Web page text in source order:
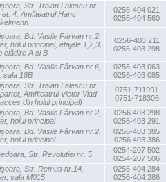
Str. Traian Lalescu nr.
et. 4, Amfiteatrul Hans
0256-404 021
0256-404 560
Bd. Vasile Pârvan nr.2,
holul principal, etajele 1,2,3,
clădire A și B
0256-403 211
0256-403 298
Bd. Vasile Pârvan nr.6,
sala 18B
0256-403 063
0256-403 085
, Str. Traian Lalescu nr.
Amfiteatrul Victor Vlad
din holul principal)
0751-711991
0751-718306
Bd. Vasile Pârvan nr.2,
holul principal
0256 403 298
0256-403 291
, Bd. Vasile Pârvan nr.2,
holul principal
0256-403 385
0256 403 386
Str. Revoluției nr. 5
0254-207 502
0254-207 506
Str. Remus nr.14,
sala M015
0256-404 284
0256-404 286